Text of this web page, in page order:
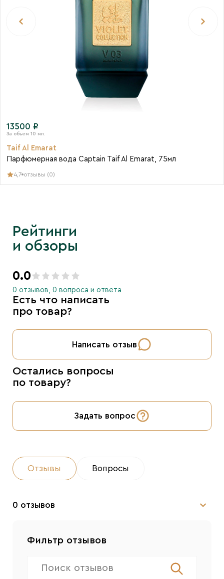
13500 ₽
Taif Al Emarat
Парфюмерная вода Captain Taif Al Emarat, 75мл
4,7 отзывы (0)
Рейтинги
и обзоры
0.0
0 отзывов, 0 вопроса и ответа
Есть что написать
про товар?
Написать отзыв
Остались вопросы
по товару?
Задать вопрос
Отзывы Вопросы
0 отзывов
Фильтр отзывов